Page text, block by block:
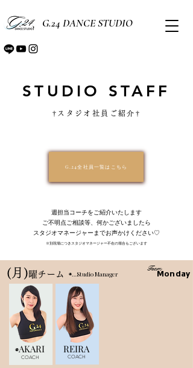
G.24 DANCE STUDIO
STUDIO STAFF
†​スタジオ社員ご紹介†
G.24全社員一覧はこちら
​週担当コーチをご紹介いたします
ご不明点ご相談等、何かございましたら
スタジオマネージャーまでお声かけください♡
※別現場につきスタジオマネージャー不在の場合もございます
​(月) 曜チーム
Team
Monday
​◉…Studio Manager
◉AKARI
COACH
REIRA
COACH